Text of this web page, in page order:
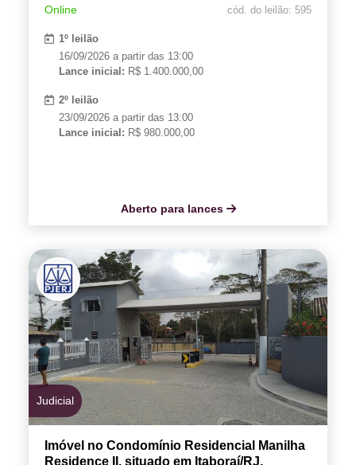
Online cód. do leilão: 595
1º leilão
16/09/2026 a partir das 13:00
Lance inicial: R$ 1.400.000,00
2º leilão
23/09/2026 a partir das 13:00
Lance inicial: R$ 980.000,00
Aberto para lances
Judicial
Imóvel no Condomínio Residencial Manilha
Residence II, situado em Itaboraí/RJ.